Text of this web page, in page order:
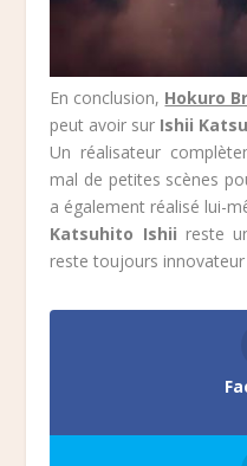
En conclusion, Hokuro
peut avoir sur Ishii
Un réalisateur
mal de petites scènes
a également réalisé lui-
Katsuhito Ishii reste
reste toujours